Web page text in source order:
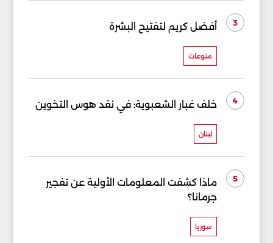
3 أفضل كريم لتفتيح البشرة
منوعات
4 خلف غبار الشعبوية: في نقد هوس التخوين
لبنان
5
ماذا كشفت المعلومات الأولية عن تفجير
جرمانا؟
سوريا